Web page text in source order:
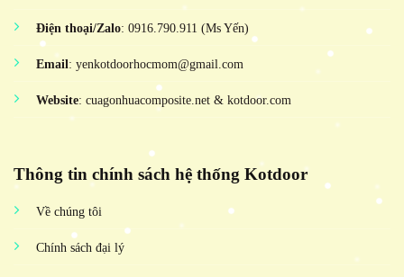
Điện thoại/Zalo: 0916.790.911 (Ms Yến)
Email: yenkotdoorhocmom@gmail.com
Website: cuagonhuacomposite.net & kotdoor.com
Thông tin chính sách hệ thống Kotdoor
Về chúng tôi
Chính sách đại lý